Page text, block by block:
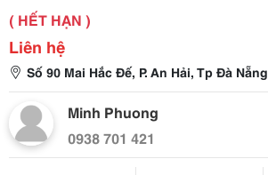
( HẾT HẠN )
Liên hệ
Số 90 Mai Hắc Đế, P. An Hải, Tp Đà Nẵng
Minh Phuong
0938 701 421